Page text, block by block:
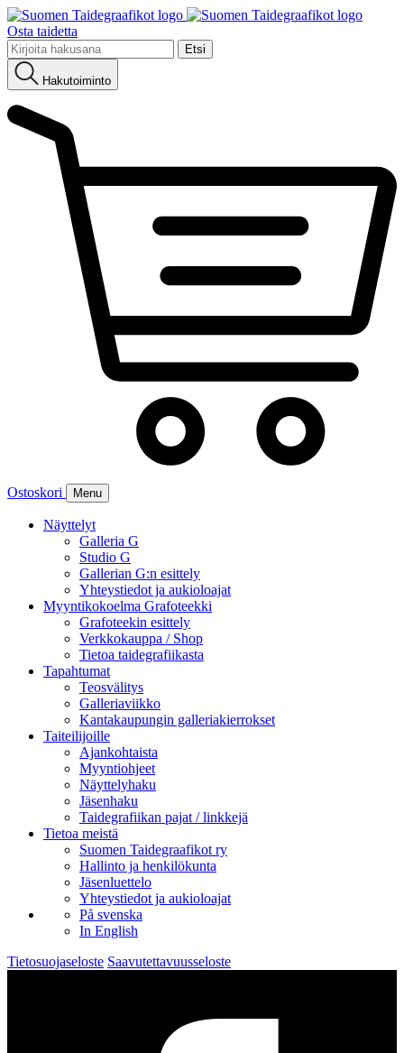
Osta taidetta
Etsi:
Hakutoiminto
Ostoskori Menu
Näyttelyt
Galleria G
Studio G
Gallerian G:n esittely
Yhteystiedot ja aukioloajat
Myyntikokoelma Grafoteekki
Grafoteekin esittely
Verkkokauppa / Shop
Tietoa taidegrafiikasta
Tapahtumat
Teosvälitys
Galleriaviikko
Kantakaupungin galleriakierrokset
Taiteilijoille
Ajankohtaista
Myyntiohjeet
Näyttelyhaku
Jäsenhaku
Taidegrafiikan pajat / linkkejä
Tietoa meistä
Suomen Taidegraafikot ry
Hallinto ja henkilökunta
Jäsenluettelo
Yhteystiedot ja aukioloajat
På svenska
In English
Tietosuojaseloste Saavutettavuusseloste